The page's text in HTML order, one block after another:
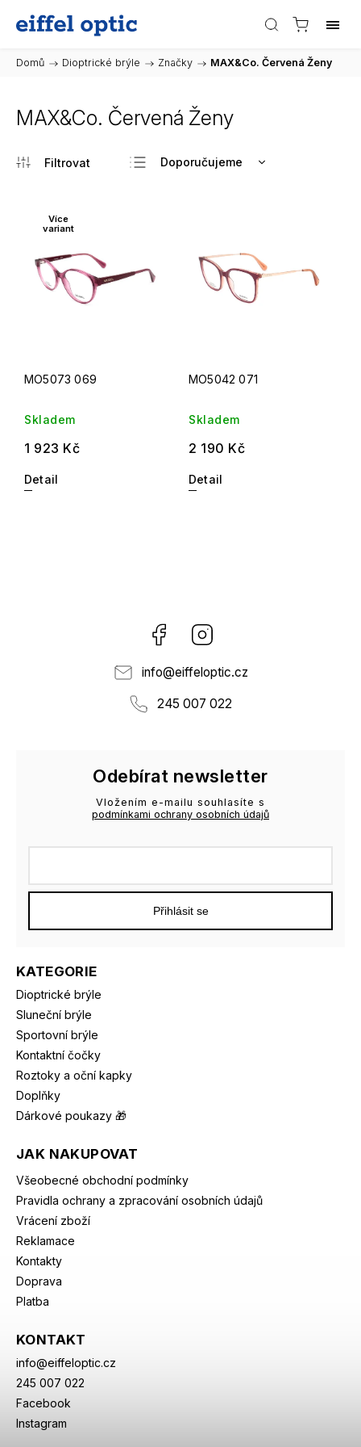
Domů / Dioptrické brýle / Značky / MAX&Co. Červená Ženy
MAX&Co. Červená Ženy
Doporučujeme
Abecedně
Více
variant
MO5073 069
Skladem
1 923 Kč
Detail
MO5042 071
Skladem
2 190 Kč
Detail
Facebook
info@eiffeloptic.cz
245 007 022
KATEGORIE
Dioptrické brýle
Sluneční brýle
Sportovní brýle
Kontaktní čočky
Roztoky a oční kapky
Doplňky
Dárkové poukazy 🎁
JAK NAKUPOVAT
Všeobecné obchodní podmínky
Pravidla ochrany a zpracování osobních údajů
Vrácení zboží
Reklamace
Kontakty
Doprava
Platba
KONTAKT
info@eiffeloptic.cz
245 007 022
Facebook
Instagram
Odebírat newsletter
Vložením e-mailu souhlasíte s
podmínkami ochrany osobních údajů
Přihlásit se